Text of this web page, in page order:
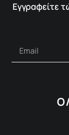
Εγγραφείτε
Ο